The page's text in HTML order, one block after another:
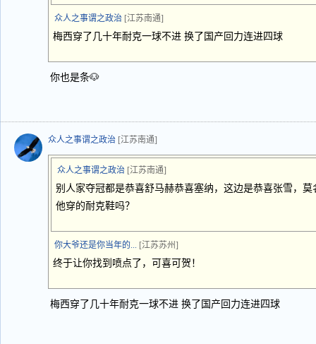
众人之事谓之政治 [江苏南通]
梅西穿了几十年耐克一球不进 换了国产回力连进四球
你也是条🐶
众人之事谓之政治 [江苏南通]
众人之事谓之政治 [江苏南通]
别人家夺冠都是恭喜舒马赫恭喜塞纳，这边是恭喜张雪，
他穿的耐克鞋吗？
你大爷还是你当年的... [江苏苏州]
终于让你找到喷点了，可喜可贺！
梅西穿了几十年耐克一球不进 换了国产回力连进四球